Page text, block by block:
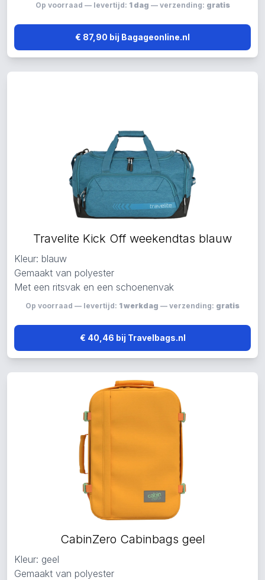
Op voorraad — levertijd: 1 dag — verzending: gratis
€ 87,90 bij Bagageonline.nl
Travelite Kick Off weekendtas blauw
Kleur: blauw
Gemaakt van polyester
Met een ritsvak en een schoenenvak
Op voorraad — levertijd: 1 werkdag — verzending: gratis
€ 40,46 bij Travelbags.nl
CabinZero Cabinbags geel
Kleur: geel
Gemaakt van polyester